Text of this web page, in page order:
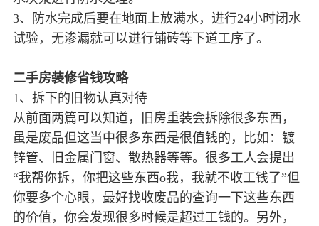
3、防水完成后要在地面上放满水，进行24小时闭水
试验，无渗漏就可以进行铺砖等下道工序了。
二手房装修省钱攻略
1、拆下的旧物认真对待
从前面两篇可以知道，旧房重装会拆除很多东西，
虽是废品但这当中很多东西是很值钱的，比如：镀
锌管、旧金属门窗、散热器等等。很多工人会提出
“我帮你拆，你把这些东西o我，我就不收工钱了”但
你要多个心眼，最好找收废品的查询一下这些东西
的价值，你会发现很多时候是超过工钱的。另外，